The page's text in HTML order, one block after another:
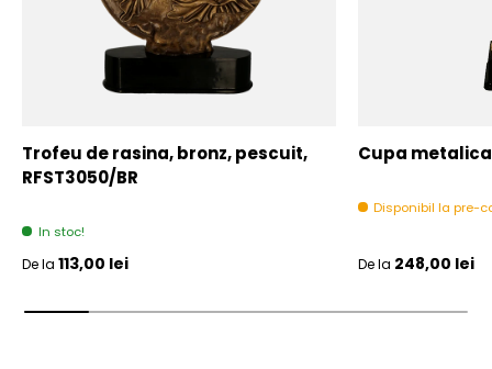
Trofeu de rasina, bronz, pescuit,
RFST3050/BR
In stoc!
Pret initial
De la 113,00 lei
Cupa
Disponibil la pre-
Pret initial
De la 248,00 lei